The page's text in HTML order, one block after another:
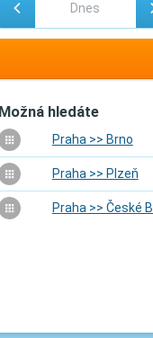
Možná hledáte
Praha >> Brno
Praha >> Plzeň
Praha >> České